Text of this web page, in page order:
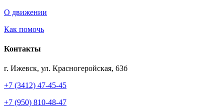
О движении
Как помочь
Контакты
г. Ижевск, ул. Красногеройская, 63б
+7 (3412) 47-45-45
+7 (950) 810-48-47